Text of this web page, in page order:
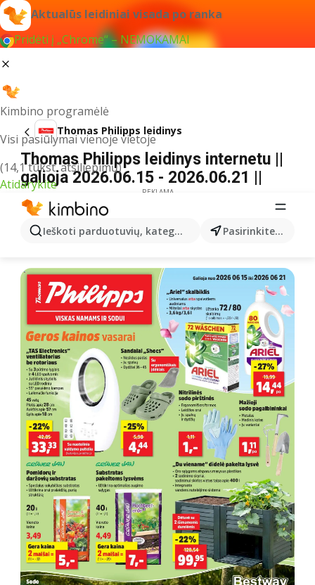
Aktualūs leidiniai visada po ranka
Pridėti į „Chrome“ – NEMOKAMAI
Kimbino programėlė
Visi pasiūlymai vienoje vietoje
(14,1 tūkst. atsiliepimų)
Atidarykite
Ieškoti parduotuvių, kategorijų, produktų... Pasirinkite miestą
Thomas Philipps leidinys
Thomas Philipps leidinys internetu ||
galioja 2026.06.15 - 2026.06.21 ||
REKLAMA